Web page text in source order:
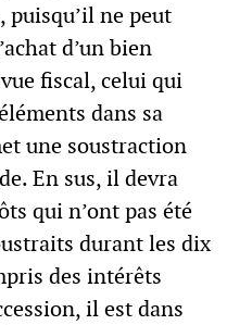
ne peut
d’un bien
fiscal, celui qui
dans sa
une soustraction
En sus, il devra
qui n’ont pas été
durant les dix
des intérêts
il est dans